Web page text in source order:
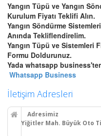
Yangın Tüpü ve Yangın
Kurulum Fiyatı Teklifi Alın.
Yangın Söndürme
Anında Tekliflendirelim.
Yangın Tüpü ve Sistemleri
Formu Doldurunuz.
Yada whatsapp
Whatsapp Business
İletişim Adresleri
Adresimiz
Yiğitler Mah. Büyük Oto
Yıldırım